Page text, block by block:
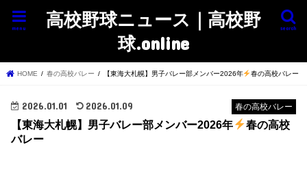
高校野球ニュース｜高校野
球.online
search
menu
HOME 春の高校バレー 【東海大札幌】男子バレー部メンバー2026年 春の高校バレー
春の高校バレー
2026.01.01 2026.01.09
【東海大札幌】男子バレー部メンバー2026年
春の高校
バレー